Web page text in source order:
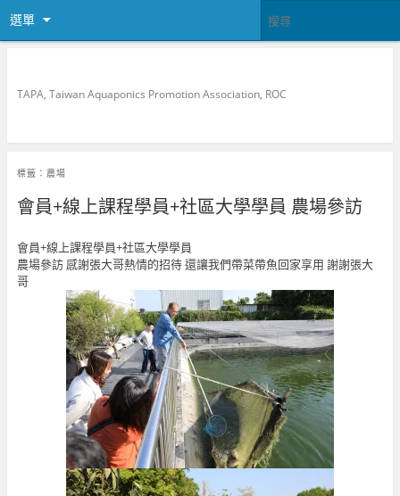
選單
TAPA, Taiwan Aquaponics Promotion Association, ROC
標籤： 農場
會員+線上課程學員+社區大學學員 農場參訪
會員+線上課程學員+社區大學學員
農場參訪 感謝張大哥熱情的招待 還讓我們帶菜帶魚回家享用 謝謝張大
哥